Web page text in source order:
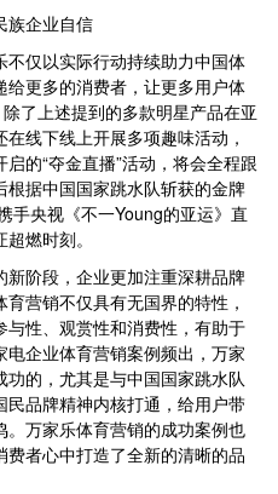
企业自信
仅以实际行动持续助力中国体
更多的消费者，让更多用户体
了上述提到的多款明星产品在亚
线下线上开展多项趣味活动，
的“夺金直播”活动，将会全程跟
据中国国家跳水队斩获的金牌
手央视《不一Young的亚运》直
燃时刻。
阶段，企业更加注重深耕品牌
营销不仅具有无国界的特性，
性、观赏性和消费性，有助于
企业体育营销案例频出，万家
的，尤其是与中国国家跳水队
品牌精神内核打通，给用户带
万家乐体育营销的成功案例也
者心中打造了全新的清晰的品